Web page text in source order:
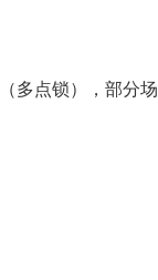
点锁），部分